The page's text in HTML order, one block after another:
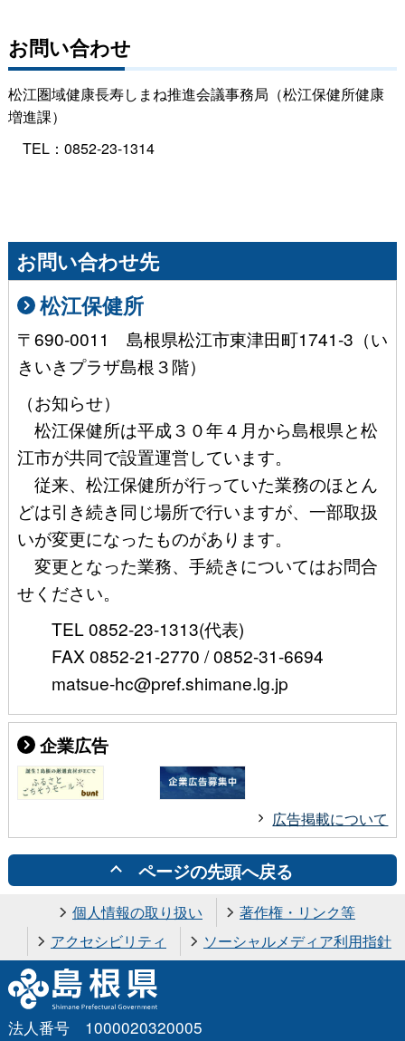
お問い合わせ
松江圏域健康長寿しまね推進会議事務局（松江保健所健康
増進課）
TEL：0852-23-1314
お問い合わせ先
松江保健所
〒690-0011 島根県松江市東津田町1741-3（い
きいきプラザ島根３階）
（お知らせ）
松江保健所は平成３０年４月から島根県と松
江市が共同で設置運営しています。
従来、松江保健所が行っていた業務のほとん
どは引き続き同じ場所で行いますが、一部取扱
いが変更になったものがあります。
変更となった業務、手続きについてはお問合
せください。
TEL 0852-23-1313(代表)
FAX 0852-21-2770 / 0852-31-6694
matsue-hc@pref.shimane.lg.jp
企業広告
広告掲載について
ページの先頭へ戻る
個人情報の取り扱い
著作権・リンク等
アクセシビリティ
ソーシャルメディア利用指針
法人番号 1000020320005